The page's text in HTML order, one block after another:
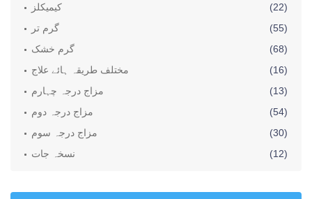
کیمیکلز
(22)
گرم تر
(55)
گرم خشک
(68)
مختلف طریقہ ہائے علاج
(16)
مزاج درجہ چہارم
(13)
مزاج درجہ دوم
(54)
مزاج درجہ سوم
(30)
نسخہ جات
(12)